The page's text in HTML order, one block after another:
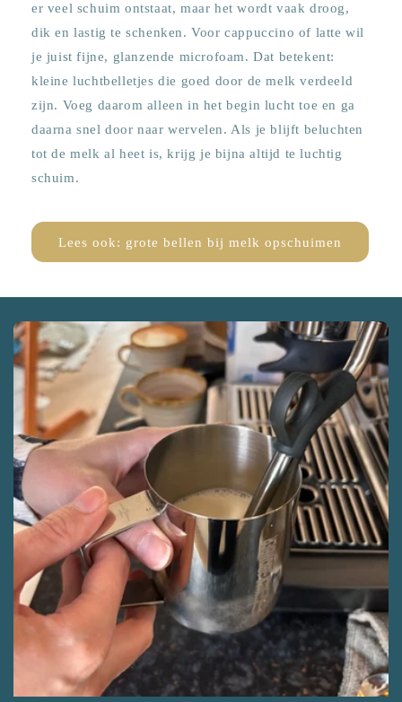
er veel schuim ontstaat, maar het wordt vaak droog,
dik en lastig te schenken. Voor cappuccino of latte wil
je juist fijne, glanzende microfoam. Dat betekent:
kleine luchtbelletjes die goed door de melk verdeeld
zijn. Voeg daarom alleen in het begin lucht toe en ga
daarna snel door naar wervelen. Als je blijft beluchten
tot de melk al heet is, krijg je bijna altijd te luchtig
schuim.
Lees ook: grote bellen bij melk opschuimen